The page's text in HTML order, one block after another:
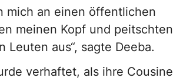
mich an einen öffentlichen
meinen Kopf und peitschten
Leuten aus“, sagte Deeba.
verhaftet, als ihre Cousine